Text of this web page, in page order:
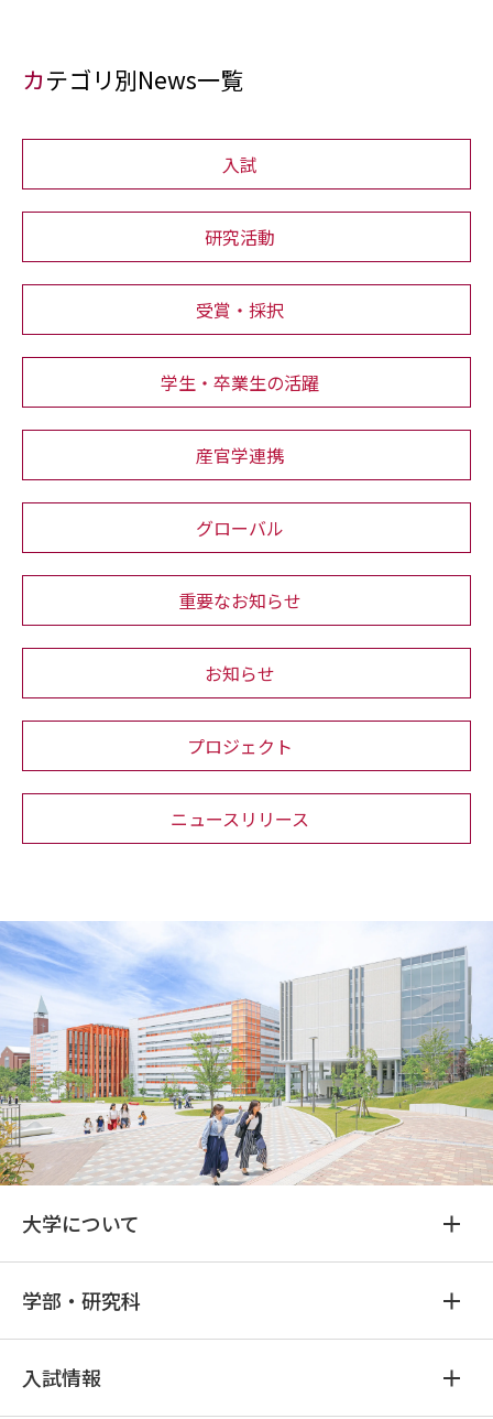
カテゴリ別News一覧
入試
研究活動
受賞・採択
学生・卒業生の活躍
産官学連携
グローバル
重要なお知らせ
お知らせ
プロジェクト
ニュースリリース
大学について
学部・研究科
入試情報